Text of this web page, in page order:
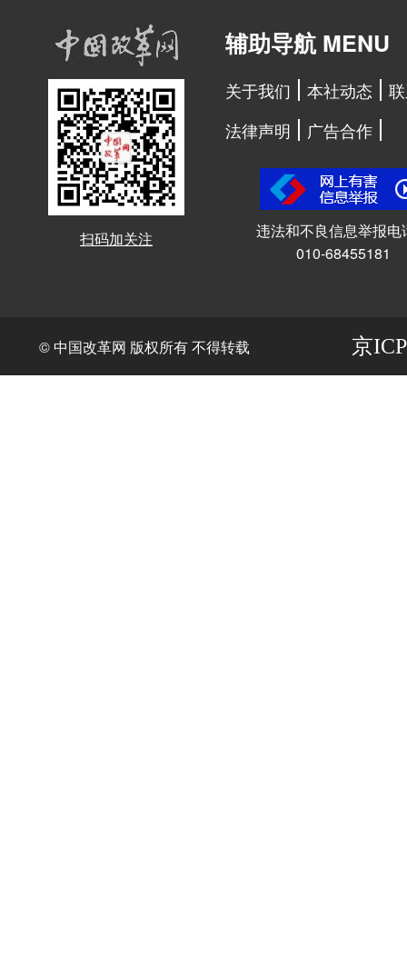
扫码加关注
辅助导航 MENU
关于我们 本社动态
法律声明
广告合作
违法和不良信息举报电
010-68455181
© 中国改革网 版权所有 不得转载 京